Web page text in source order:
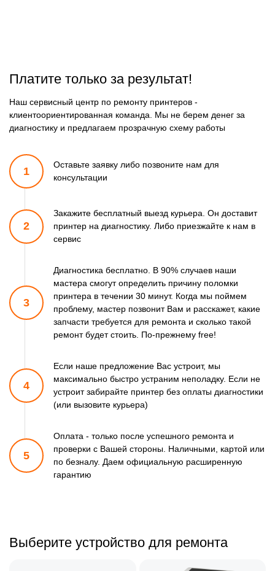
Платите только за результат!
Наш сервисный центр по ремонту принтеров -
клиентоориентированная команда. Мы не берем денег за
диагностику и предлагаем прозрачную схему работы
1
Оставьте заявку либо позвоните нам для
консультации
2
Закажите бесплатный выезд курьера. Он доставит
принтер на диагностику. Либо приезжайте к нам в
сервис
3
Диагностика бесплатно. В 90% случаев наши
мастера смогутопределить причину поломки
принтера в течении 30 минут. Когда мы поймем
проблему, мастер позвонит Вам и расскажет, какие
запчасти требуется для ремонта и сколько такой
ремонтбудет стоить. По-прежнему free!
4
Если наше предложение Вас устроит, мы
максимально быстро устраним неполадку. Если не
устроит забирайте принтер без оплаты диагностики
(или вызовите курьера)
5
Оплата - только после успешного ремонта и
проверки с Вашей стороны. Наличными, картой или
по безналу. Даем официальную расширенную
гарантию
Выберите устройство для ремонта